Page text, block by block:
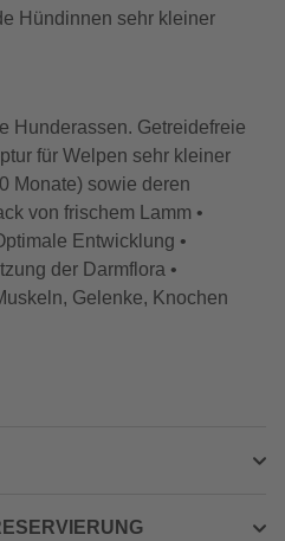
Hündinnen sehr kleiner
Hunderassen. Getreidefreie
für Welpen sehr kleiner
Monate) sowie deren
von frischem Lamm •
Entwicklung •
der Darmflora •
Gelenke, Knochen